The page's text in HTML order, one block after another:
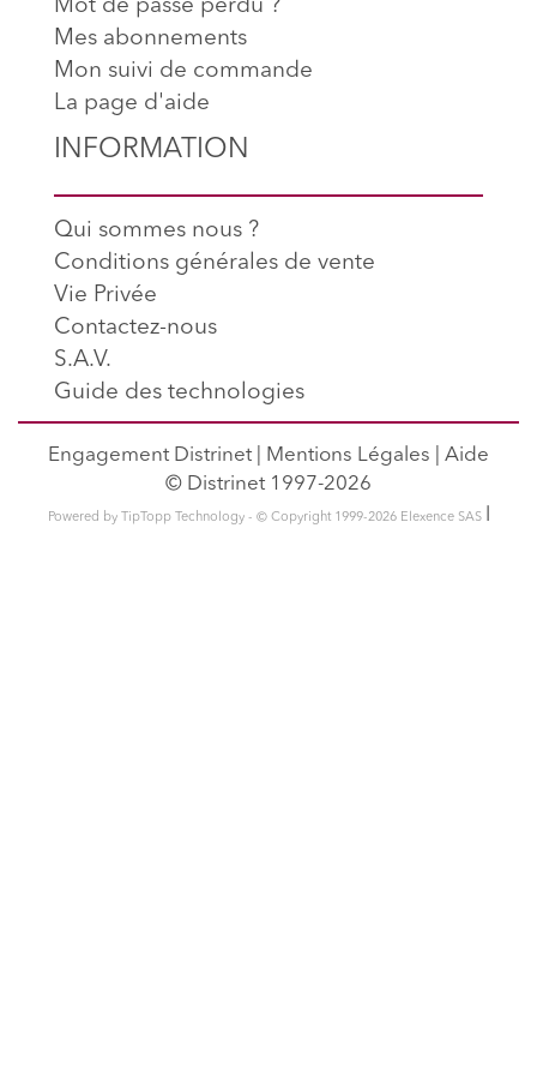
Mot de passe perdu ?
Mes abonnements
Mon suivi de commande
La page d'aide
INFORMATION
Qui sommes nous ?
Conditions générales de vente
Vie Privée
Contactez-nous
S.A.V.
Guide des technologies
Engagement Distrinet Mentions Légales
Aide
© Distrinet 1997-2026
Powered by TipTopp Technology - © Copyright 1999-2026 Elexence SAS